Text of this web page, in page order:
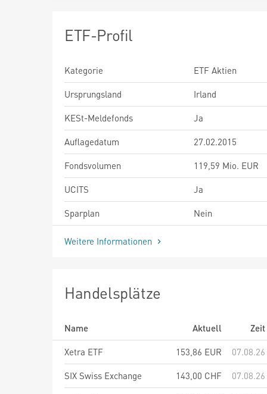
ETF-Profil
Kategorie
ETF Aktien
Ursprungsland
Irland
KESt-Meldefonds
Ja
Auflagedatum
27.02.2015
Fondsvolumen
119,59 Mio. EUR
UCITS
Ja
Sparplan
Nein
Weitere Informationen
Handelsplätze
Name Aktuell
Zeit
Xetra ETF
153,86 EUR
07.08.26
SIX Swiss Exchange
143,00 CHF
07.08.26